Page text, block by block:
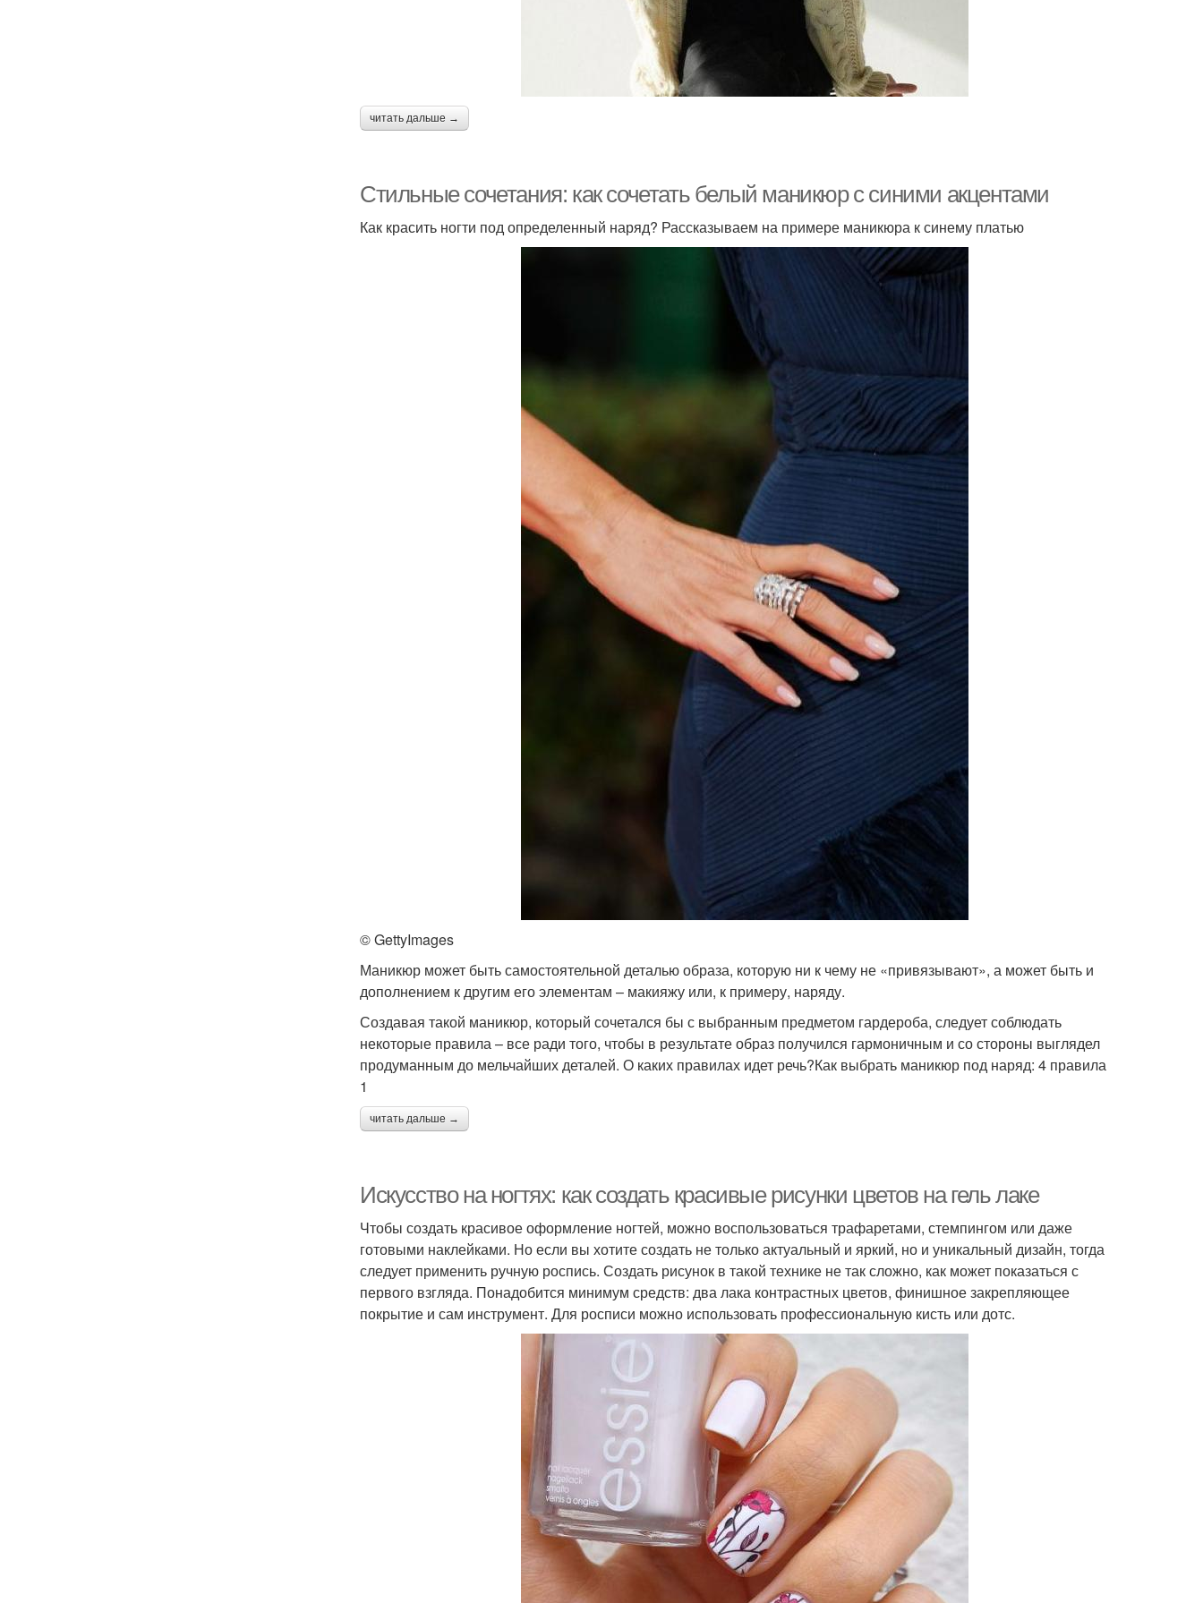
читать дальше →
Стильные сочетания: как сочетать белый маникюр с синими акцентами
Как красить ногти под определенный наряд? Рассказываем на примере маникюра к синему платью
© GettyImages
Маникюр может быть самостоятельной деталью образа, которую ни к чему не «привязывают», а может быть и
дополнением к другим его элементам – макияжу или, к примеру, наряду.
Создавая такой маникюр, который сочетался бы с выбранным предметом гардероба, следует соблюдать
некоторые правила – все ради того, чтобы в результате образ получился гармоничным и со стороны выглядел
продуманным до мельчайших деталей. О каких правилах идет речь?Как выбрать маникюр под наряд: 4 правила
1
читать дальше →
Искусство на ногтях: как создать красивые рисунки цветов на гель лаке
Чтобы создать красивое оформление ногтей, можно воспользоваться трафаретами, стемпингом или даже
готовыми наклейками. Но если вы хотите создать не только актуальный и яркий, но и уникальный дизайн, тогда
следует применить ручную роспись. Создать рисунок в такой технике не так сложно, как может показаться с
первого взгляда. Понадобится минимум средств: два лака контрастных цветов, финишное закрепляющее
покрытие и сам инструмент. Для росписи можно использовать профессиональную кисть или дотс.